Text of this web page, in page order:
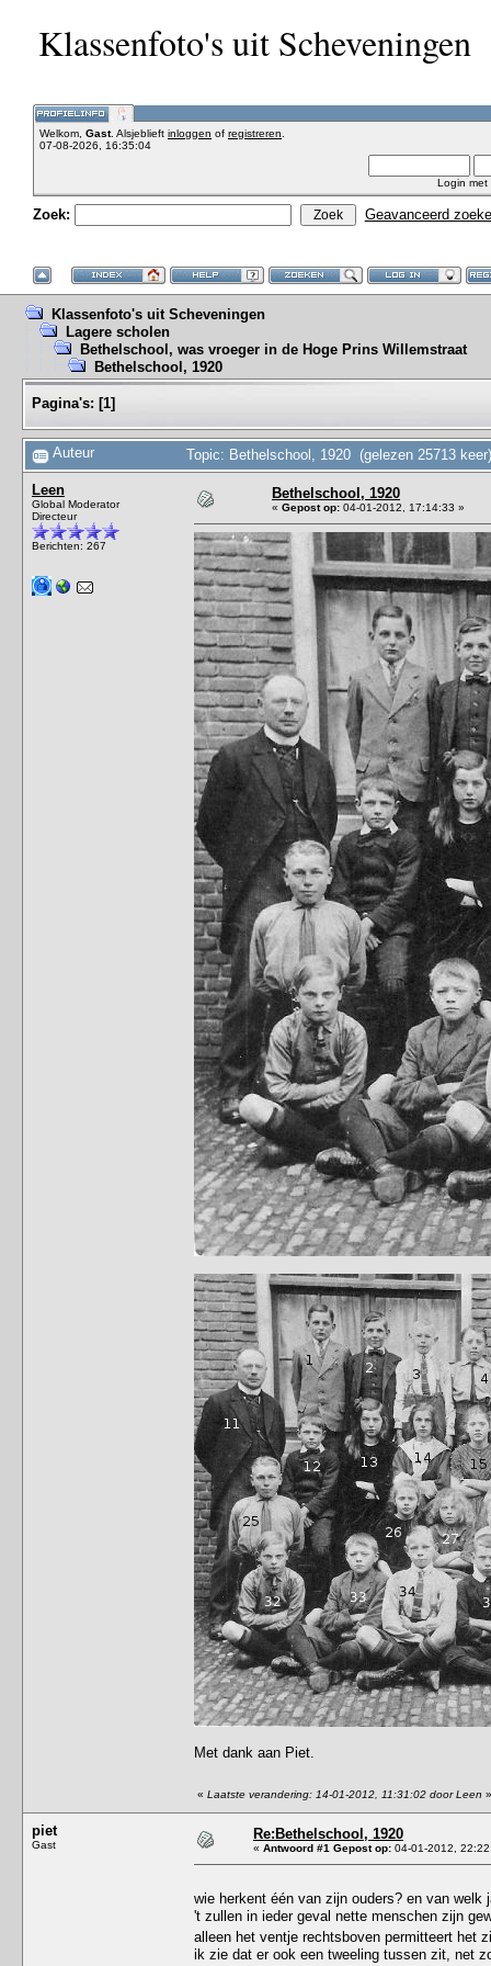
Klassenfoto's uit Scheveningen
Welkom, Gast. Alsjeblieft inloggen of registreren
07-08-2026, 16:35:04
Login met
Zoek: Geavanceerd
Klassenfoto's uit Scheveningen
Lagere scholen
Bethelschool, was vroeger in de Hoge Prins Willemstraat
Bethelschool, 1920
Pagina's: [1]
Auteur Topic: Bethelschool, 1920 (gelezen 25713 keer)
Leen
Global Moderator
Directeur
Berichten: 267
Bethelschool, 1920
« Gepost op: 04-01-2012, 17:14:33 »
Met dank aan Piet.
« Laatste verandering: 14-01-2012, 11:31:02 door Leen »
piet
Gast
Re:Bethelschool, 1920
« Antwoord #1 Gepost op: 04-01-2012,
wie herkent één van zijn ouders? en van welk
't zullen in ieder geval nette menschen zijn
alleen het ventje rechtsboven permitteert het
ik zie dat er ook een tweeling tussen zit, net